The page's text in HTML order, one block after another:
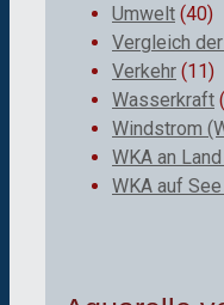
Umwelt (40)
Vergleich
Verkehr (11)
Wasserkraft
Windstrom
WKA an
WKA auf